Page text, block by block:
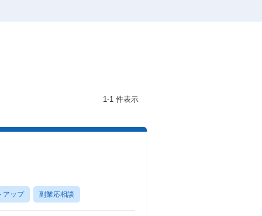
1-1 件表示
アップ 副業応相談